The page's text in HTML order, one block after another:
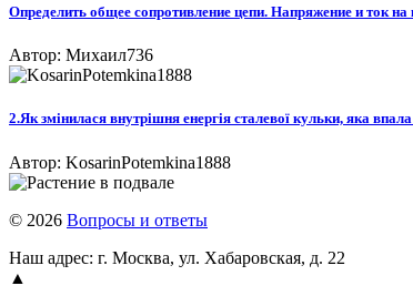
Определить общее сопротивление цепи. Напряжение и ток
Автор: Михаил736
2.Як змінилася внутрішня енергія сталевої кульки, яка
Автор: KosarinPotemkina1888
© 2026 Вопросы и ответы
Наш адрес: г. Москва, ул. Хабаровская, д. 22
▲